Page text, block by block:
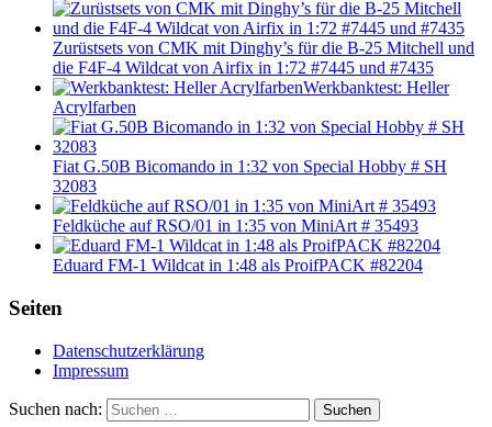
Zurüstsets von CMK mit Dinghy’s für die B-25 Mitchell und
die F4F-4 Wildcat von Airfix in 1:72 #7445 und #7435
Werkbanktest: Heller
Acrylfarben
Fiat G.50B Bicomando in 1:32 von Special Hobby # SH
32083
Feldküche auf RSO/01 in 1:35 von MiniArt # 35493
Eduard FM-1 Wildcat in 1:48 als ProifPACK #82204
Seiten
Datenschutzerklärung
Impressum
Suchen nach: Suchen